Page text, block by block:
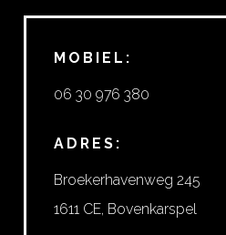
MOBIEL:
06 30 976 380
ADRES:
Broekerhavenweg 245
1611 CE, Bovenkarspel